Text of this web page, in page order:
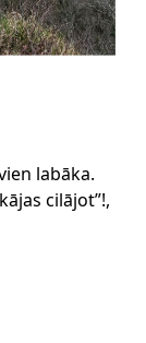
labāka.
cilājot”!,